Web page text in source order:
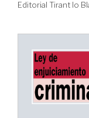
Editorial Tirant lo